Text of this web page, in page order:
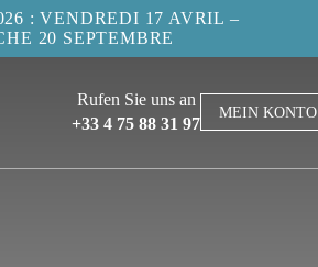
: VENDREDI 17 AVRIL –
20 SEPTEMBRE
Rufen Sie uns an
+33 4 75 88 31 97
MEIN KONTO